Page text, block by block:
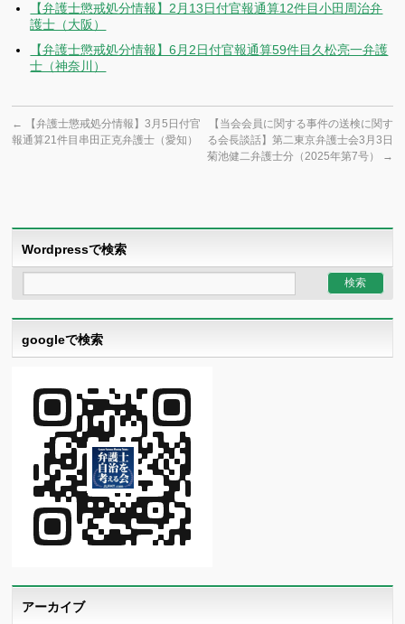
【弁護士懲戒処分情報】2月13日付官報通算12件目小田周治弁
護士（大阪）
【弁護士懲戒処分情報】6月2日付官報通算59件目久松亮一弁護
士（神奈川）
←
【弁護士懲戒処分情報】3月5日付官
報通算21件目串田正克弁護士（愛知）
【当会会員に関する事件の送検に関す
る会長談話】第二東京弁護士会3月3日
菊池健二弁護士分（2025年第7号）
→
Wordpressで検索
googleで検索
アーカイブ